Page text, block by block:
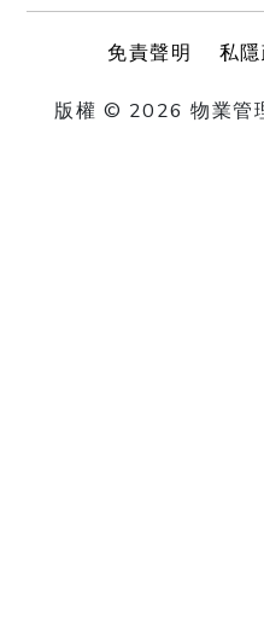
免責聲明 私
版權 © 2026 物業管